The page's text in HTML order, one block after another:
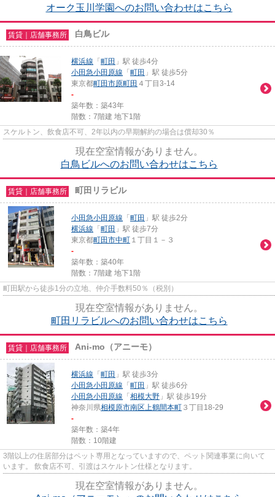
オーク玉川学園へのお問い合わせはこちら
賃貸｜店舗事務所 白鳥ビル
横浜線 「 町田 」駅 徒歩4分
小田急小田原線 「 町田 」駅 徒歩5分
東京都町田市原町田 ４丁目3-14
-
築年数：築43年
階数：7階建 地下1階
スケルトン、飲食店不可、2年以内の早期解約の場合は償却30％
現在空室情報がありません。
白鳥ビルへのお問い合わせはこちら
賃貸｜店舗事務所 町田リラビル
小田急小田原線 「 町田 」駅 徒歩2分
横浜線 「 町田 」駅 徒歩7分
東京都町田市中町 １丁目１－３
-
築年数：築40年
階数：7階建 地下1階
町田駅から徒歩1分の立地、仲介手数料50％（税別）
現在空室情報がありません。
町田リラビルへのお問い合わせはこちら
賃貸｜店舗事務所 Ani-mo（アニーモ）
横浜線 「 町田 」駅 徒歩3分
小田急小田原線 「 町田 」駅 徒歩6分
小田急小田原線 「 相模大野 」駅 徒歩19分
神奈川県相模原市南区上鶴間本町 ３丁目18-29
-
築年数：築4年
階数：10階建
3階以上の住居部分はペット専用となっていますので、ペット関連事業に向いて
います。 飲食店不可、引渡はスケルトン仕様となります。
現在空室情報がありません。